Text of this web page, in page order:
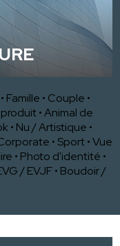
• Famille • Couple •
•Animal de
• Nu / Artistique •
• Sport •Vue
• Photo d'identité •
/ EVJF• Boudoir /